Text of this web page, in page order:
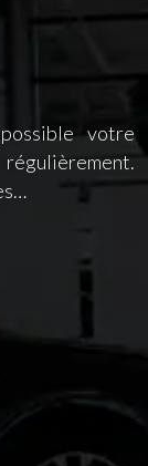
votre